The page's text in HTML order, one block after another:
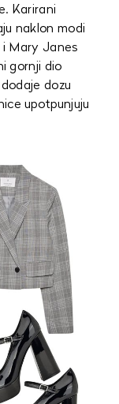
Karirani
naklon modi
Mary Janes
gornji dio
dozu
upotpunjuju